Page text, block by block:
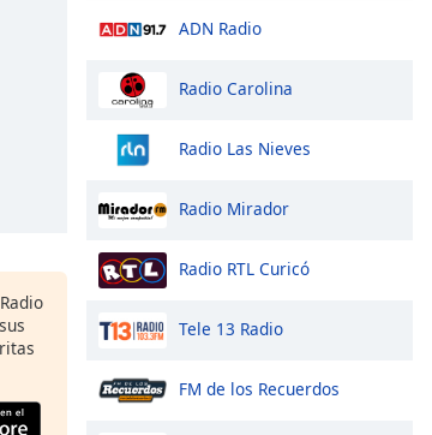
ADN Radio
Radio Carolina
Radio Las Nieves
Radio Mirador
Radio RTL Curicó
Tele 13 Radio
FM de los Recuerdos